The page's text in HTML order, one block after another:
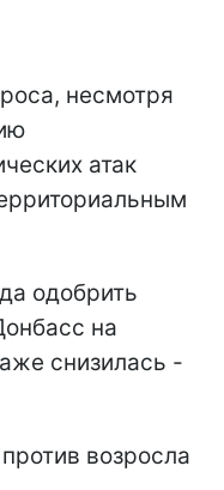
несмотря
атак
одобрить
на
снизилась -
возросла